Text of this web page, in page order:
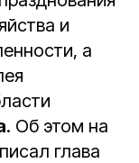
и
а
. Об этом на
глава